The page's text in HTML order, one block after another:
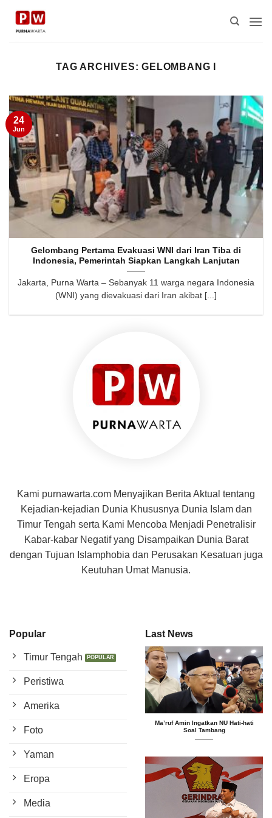
TAG ARCHIVES:GELOMBANG I
Gelombang Pertama Evakuasi WNI dari Iran Tiba di
Indonesia, Pemerintah Siapkan Langkah Lanjutan
Jakarta, Purna Warta – Sebanyak 11 warga negara Indonesia
(WNI) yang dievakuasi dari Iran akibat [...]
24
Jun
Kami purnawarta.com Menyajikan Berita Aktual tentang
Kejadian-kejadian Dunia Khususnya Dunia Islam dan
Timur Tengah serta Kami Mencoba Menjadi Penetralisir
Kabar-kabar Negatif yang Disampaikan Dunia Barat
dengan Tujuan Islamphobia dan Perusakan Kesatuan juga
Keutuhan Umat Manusia.
Popular
Timur Tengah
Peristiwa
Amerika
Foto
Yaman
Eropa
Media
Last News
Ma’ruf Amin Ingatkan NU Hati-hati
Soal Tambang